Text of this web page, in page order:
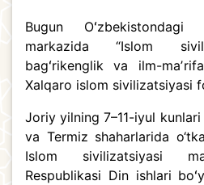
Bugun Oʻzbekistondagi
markazida “Islom
bagʻrikenglik va ilm-
Xalqaro islom sivilizatsiyasi
Joriy yilning 7–11-iyul
va Termiz shaharlarida
Islom sivilizatsiyasi
Respublikasi Din ishlari